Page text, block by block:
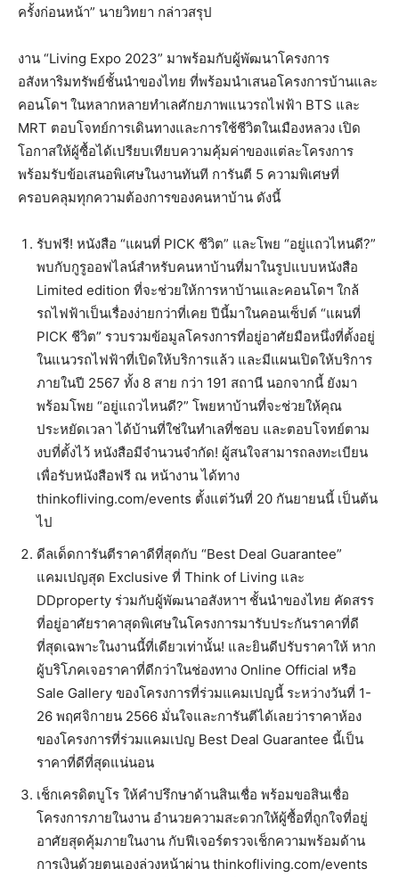
ครั้งก่อนหน้า” นายวิทยา กล่าวสรุป
งาน “Living Expo 2023” มาพร้อมกับผู้พัฒนาโครงการ
อสังหาริมทรัพย์ชั้นนำของไทย ที่พร้อมนำเสนอโครงการบ้านและ
คอนโดฯ ในหลากหลายทำเลศักยภาพแนวรถไฟฟ้า BTS และ
MRT ตอบโจทย์การเดินทางและการใช้ชีวิตในเมืองหลวง เปิด
โอกาสให้ผู้ซื้อได้เปรียบเทียบความคุ้มค่าของแต่ละโครงการ
พร้อมรับข้อเสนอพิเศษในงานทันที การันตี 5 ความพิเศษที่
ครอบคลุมทุกความต้องการของคนหาบ้าน ดังนี้
รับฟรี! หนังสือ “แผนที่ PICK ชีวิต” และโพย “อยู่แถวไหนดี?”
พบกับกูรูออฟไลน์สำหรับคนหาบ้านที่มาในรูปแบบหนังสือ
Limited edition ที่จะช่วยให้การหาบ้านและคอนโดฯ ใกล้
รถไฟฟ้าเป็นเรื่องง่ายกว่าที่เคย ปีนี้มาในคอนเซ็ปต์ “แผนที่
PICK ชีวิต” รวบรวมข้อมูลโครงการที่อยู่อาศัยมือหนึ่งที่ตั้งอยู่
ในแนวรถไฟฟ้าที่เปิดให้บริการแล้ว และมีแผนเปิดให้บริการ
ภายในปี 2567 ทั้ง 8 สาย กว่า 191 สถานี นอกจากนี้ ยังมา
พร้อมโพย “อยู่แถวไหนดี?” โพยหาบ้านที่จะช่วยให้คุณ
ประหยัดเวลา ได้บ้านที่ใช่ในทำเลที่ชอบ และตอบโจทย์ตาม
งบที่ตั้งไว้ หนังสือมีจำนวนจำกัด! ผู้สนใจสามารถลงทะเบียน
เพื่อรับหนังสือฟรี ณ หน้างาน ได้ทาง
thinkofliving.com/events ตั้งแต่วันที่ 20 กันยายนนี้ เป็นต้น
ไป
ดีลเด็ดการันตีราคาดีที่สุดกับ “Best Deal Guarantee”
แคมเปญสุด Exclusive ที่ Think of Living และ
DDproperty ร่วมกับผู้พัฒนาอสังหาฯ ชั้นนำของไทย คัดสรร
ที่อยู่อาศัยราคาสุดพิเศษในโครงการมารับประกันราคาที่ดี
ที่สุดเฉพาะในงานนี้ที่เดียวเท่านั้น! และยินดีปรับราคาให้ หาก
ผู้บริโภคเจอราคาที่ดีกว่าในช่องทาง Online Official หรือ
Sale Gallery ของโครงการที่ร่วมแคมเปญนี้ ระหว่างวันที่ 1-
26 พฤศจิกายน 2566 มั่นใจและการันตีได้เลยว่าราคาห้อง
ของโครงการที่ร่วมแคมเปญ Best Deal Guarantee นี้เป็น
ราคาที่ดีที่สุดแน่นอน
เช็กเครดิตบูโร ให้คำปรึกษาด้านสินเชื่อ พร้อมขอสินเชื่อ
โครงการภายในงาน อำนวยความสะดวกให้ผู้ซื้อที่ถูกใจที่อยู่
อาศัยสุดคุ้มภายในงาน กับฟีเจอร์ตรวจเช็กความพร้อมด้าน
การเงินด้วยตนเองล่วงหน้าผ่าน thinkofliving.com/events